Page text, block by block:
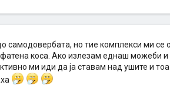
самодовербата, но тие комплекси ми
фатена коса. Ако излезам еднаш можеби
ми иди да ја ставам над ушите и